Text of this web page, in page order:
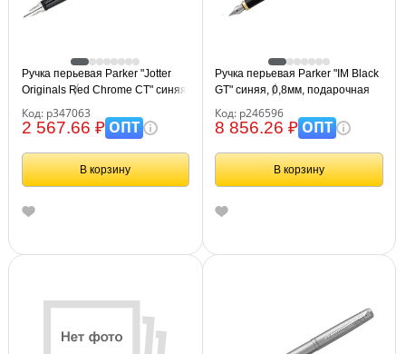
Ручка перьевая Parker "Jotter
Originals Red Chrome CT" синяя,
Код: р347063
2 567.66 ₽ОПТ
В корзину
Ручка перьевая Parker "IM Black
GT" синяя, 0,8мм, подарочная
Код: р246596
8 856.26 ₽ОПТ
В корзину